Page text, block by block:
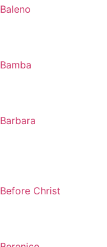
Baleno
Bamba
Barbara
Before Christ